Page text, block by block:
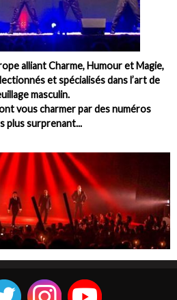
alliant Charme, Humour et Magie,
et spécialisés dans l’art de
masculin.
vous charmer par des numéros
plus surprenant...